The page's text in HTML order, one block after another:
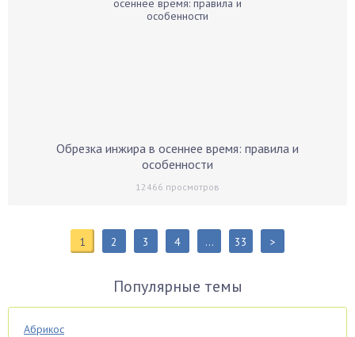
Обрезка инжира в осеннее время: правила и
особенности
12466 просмотров
1 2 3 4 … 33 >
Популярные темы
Абрикос